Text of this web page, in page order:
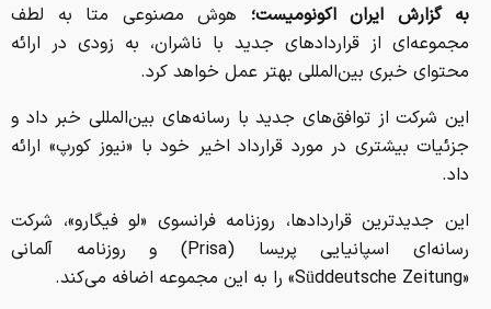
به گزارش ایران اکونومیست؛ هوش مصنوعی متا به لطف
مجموعه‌ای از قراردادهای جدید با ناشران، به زودی در ارائه
محتوای خبری بین‌المللی بهتر عمل خواهد کرد.
این شرکت از توافق‌های جدید با رسانه‌های بین‌المللی خبر داد و
جزئیات بیشتری در مورد قرارداد اخیر خود با «نیوز کورپ» ارائه
داد.
این جدیدترین قراردادها، روزنامه فرانسوی «لو فیگارو»، شرکت
رسانه‌ای اسپانیایی پریسا (Prisa) و روزنامه آلمانی
«Süddeutsche Zeitung» را به این مجموعه اضافه می‌کند.